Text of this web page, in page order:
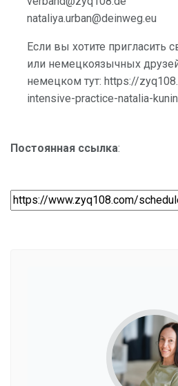
nataliya.urban@deinweg.eu
Если вы хотите пригласить
или немецкоязычных
немецком тут: https://
intensive-practice-natalia-
Постоянная ссылка: